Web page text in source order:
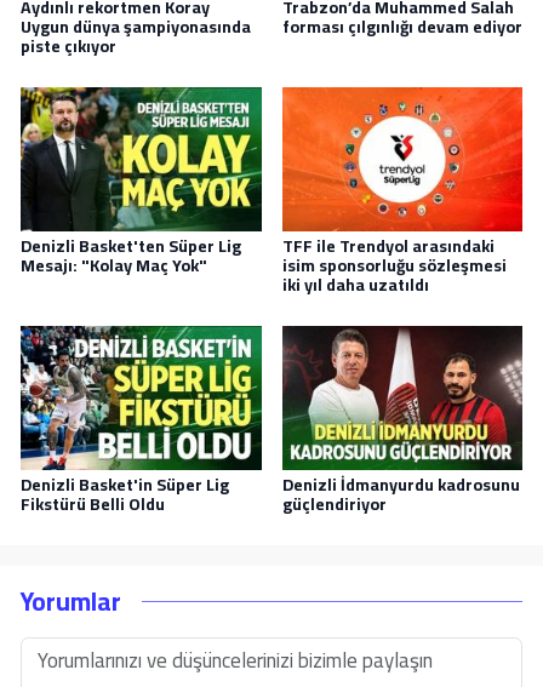
Aydınlı rekortmen Koray
Uygun dünya şampiyonasında
piste çıkıyor
Trabzon’da Muhammed Salah
forması çılgınlığı devam ediyor
Denizli Basket'ten Süper Lig
Mesajı: "Kolay Maç Yok"
TFF ile Trendyol arasındaki
isim sponsorluğu sözleşmesi
iki yıl daha uzatıldı
Denizli Basket'in Süper Lig
Fikstürü Belli Oldu
Denizli İdmanyurdu kadrosunu
güçlendiriyor
Yorumlar